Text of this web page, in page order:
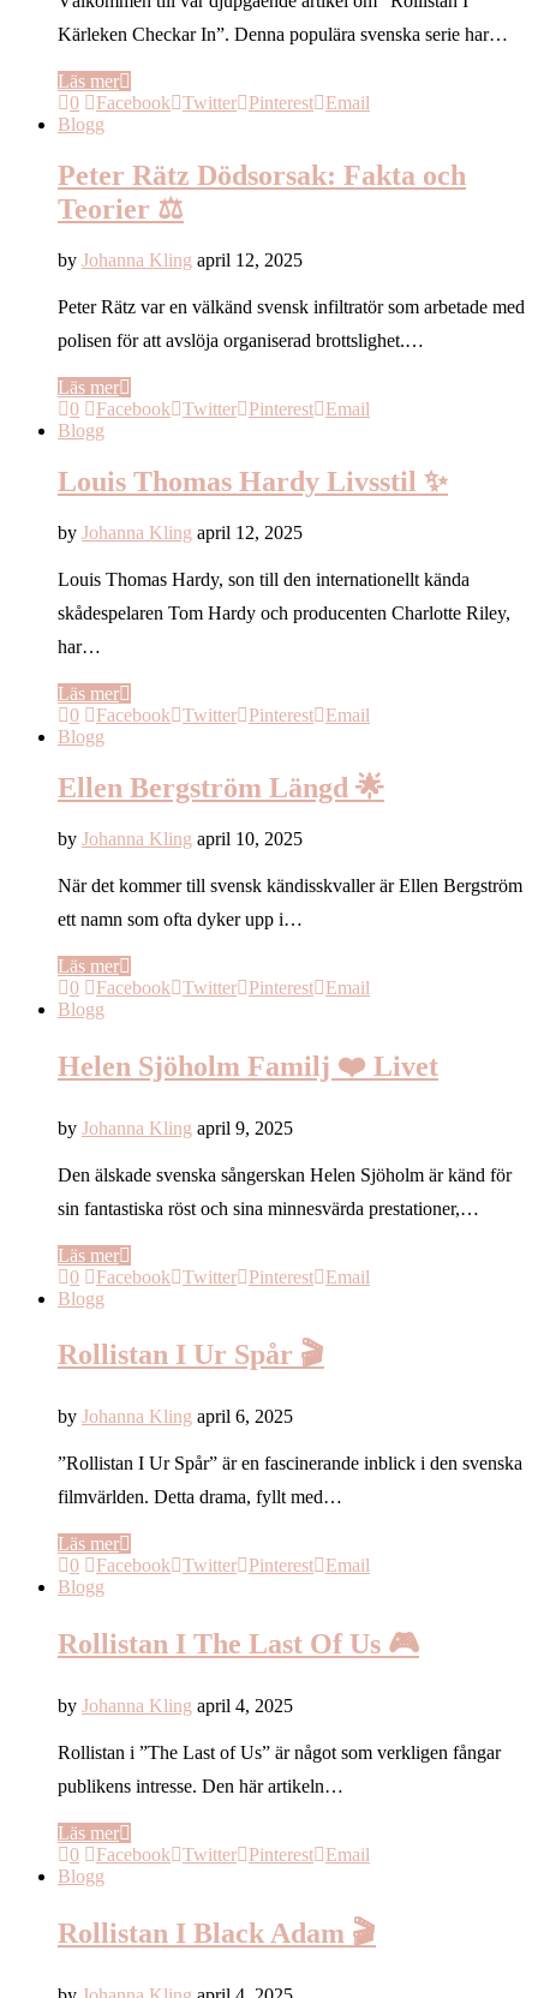
Kärleken Checkar In”. Denna populära svenska serie har…
Läs mer
0
Facebook Twitter Pinterest
Email
Blogg
Peter Rätz Dödsorsak: Fakta och
Teorier ⚖️
by Johanna Kling april 12, 2025
Peter Rätz var en välkänd svensk infiltratör som arbetade med
polisen för att avslöja organiserad brottslighet.…
Läs mer
0
Facebook Twitter Pinterest
Email
Blogg
Louis Thomas Hardy Livsstil ✨
by Johanna Kling april 12, 2025
Louis Thomas Hardy, son till den internationellt kända
skådespelaren Tom Hardy och producenten Charlotte Riley,
har…
Läs mer
0
Facebook Twitter Pinterest
Email
Blogg
Ellen Bergström Längd 🌟
by Johanna Kling april 10, 2025
När det kommer till svensk kändisskvaller är Ellen Bergström
ett namn som ofta dyker upp i…
Läs mer
0
Facebook Twitter Pinterest
Email
Blogg
Helen Sjöholm Familj ❤️ Livet
by Johanna Kling april 9, 2025
Den älskade svenska sångerskan Helen Sjöholm är känd för
sin fantastiska röst och sina minnesvärda prestationer,…
Läs mer
0
Facebook Twitter Pinterest
Email
Blogg
Rollistan I Ur Spår 🎬
by Johanna Kling april 6, 2025
”Rollistan I Ur Spår” är en fascinerande inblick i den svenska
filmvärlden. Detta drama, fyllt med…
Läs mer
0
Facebook Twitter Pinterest
Email
Blogg
Rollistan I The Last Of Us 🎮
by Johanna Kling april 4, 2025
Rollistan i ”The Last of Us” är något som verkligen fångar
publikens intresse. Den här artikeln…
Läs mer
0
Facebook Twitter Pinterest
Email
Blogg
Rollistan I Black Adam 🎬